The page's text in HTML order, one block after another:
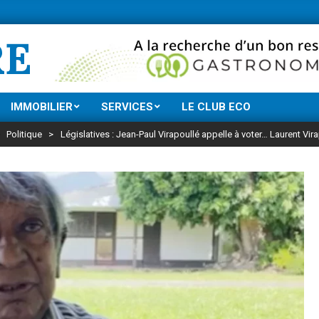
Ne manquez rien
IMMOBILIER SERVICES LE CLUB ECO
Politique > Législatives : Jean-Paul Virapoullé appelle à voter… Laurent